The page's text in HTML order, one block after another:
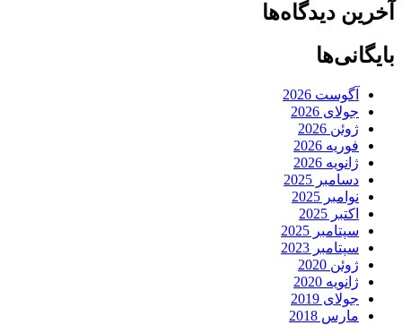
آخرین دیدگاه‌ها
بایگانی‌ها
آگوست 2026
جولای 2026
ژوئن 2026
فوریه 2026
ژانویه 2026
دسامبر 2025
نوامبر 2025
اکتبر 2025
سپتامبر 2025
سپتامبر 2023
ژوئن 2020
ژانویه 2020
جولای 2019
مارس 2018